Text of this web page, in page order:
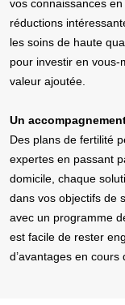
vos connaissances
réductions
les soins de haute
pour investir en vous-
valeur ajoutée.
Un
Des plans de fertilité
expertes en passant
domicile, chaque
dans vos objectifs de
avec un programme
est facile de rester
d’avantages en cours